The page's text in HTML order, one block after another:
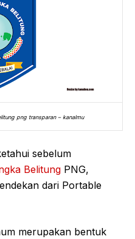
png transparan – kanalmu
sebelum
Belitung PNG,
dari Portable
merupakan bentuk